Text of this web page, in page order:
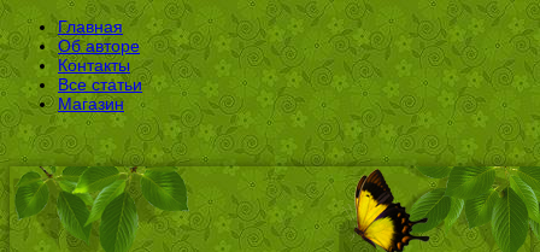
Главная
Об авторе
Контакты
Все статьи
Магазин